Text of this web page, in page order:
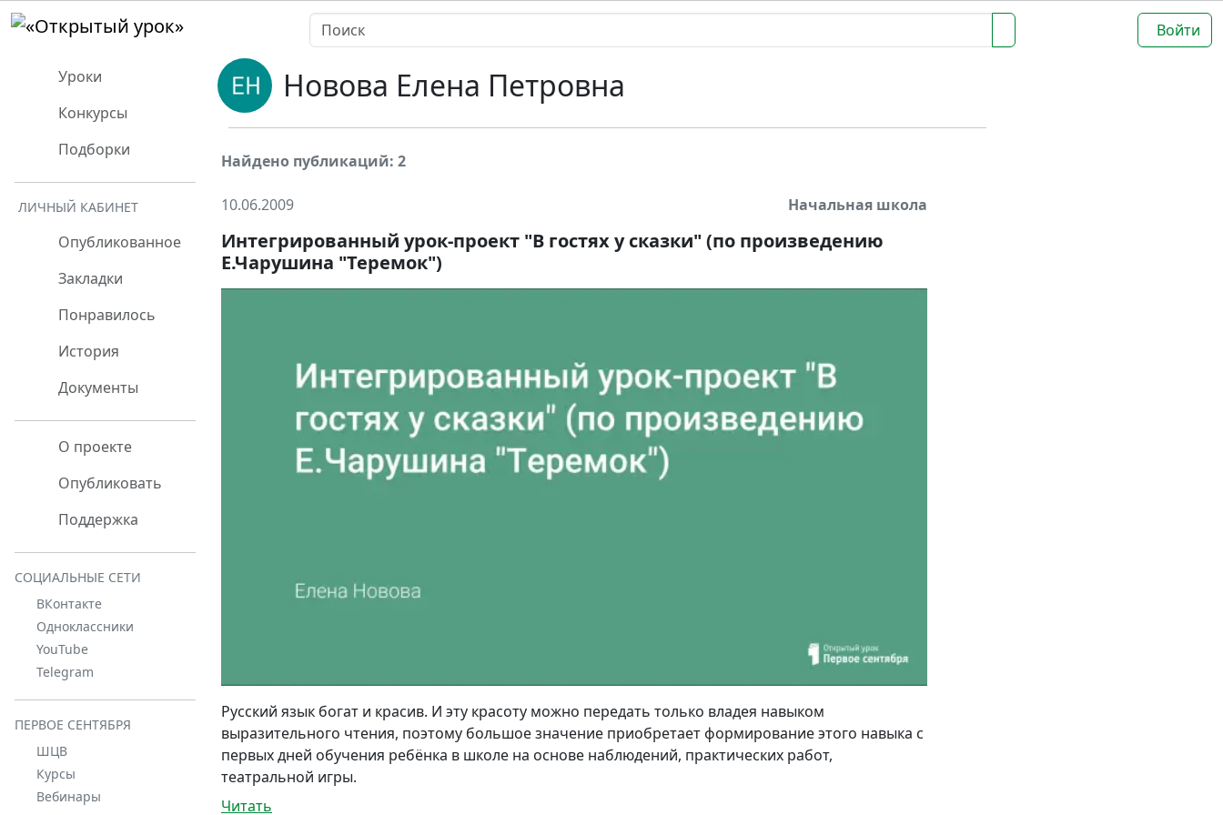
Войти
Уроки
Конкурсы
Подборки
ЛИЧНЫЙ КАБИНЕТ
Опубликованное
Закладки
Понравилось
История
Документы
О проекте
Опубликовать
Поддержка
СОЦИАЛЬНЫЕ СЕТИ
ВКонтакте
Одноклассники
YouTube
Telegram
ПЕРВОЕ СЕНТЯБРЯ
ШЦВ
Курсы
Вебинары
Новова Елена Петровна
Найдено публикаций: 2
10.06.2009 Начальная школа
Интегрированный урок-проект "В гостях у сказки" (по произведению
Е.Чарушина "Теремок")
Русский язык богат и красив. И эту красоту можно передать только владея навыком
выразительного чтения, поэтому большое значение приобретает формирование этого навыка с
первых дней обучения ребёнка в школе на основе наблюдений, практических работ,
театральной игры.
Читать